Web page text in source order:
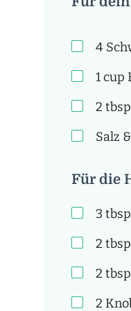
4
1cup
2 tbsp
Salz
Für die
3 tbsp
2 tbsp
2 tbsp
2